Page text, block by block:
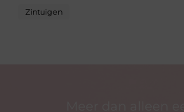
Zintuigen